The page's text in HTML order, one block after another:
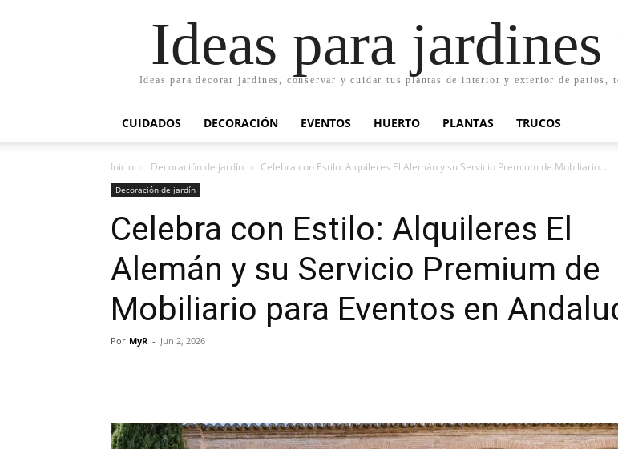
Ideas para
Ideas para decorar jardines, conservar y cuidar tus plantas de interior y exterior de patios,
CUIDADOS DECORACIÓN EVENTOS HUERTO PLANTAS TRUCOS
Inicio Decoración de jardín Celebra con Estilo: Alquileres El Alemán y su Servicio Premium de Mobiliario...
Decoración de jardín
Celebra con Estilo: Alquileres El
Alemán y su Servicio Premium de
Mobiliario para Eventos en
Por MyR - Jun 2, 2026